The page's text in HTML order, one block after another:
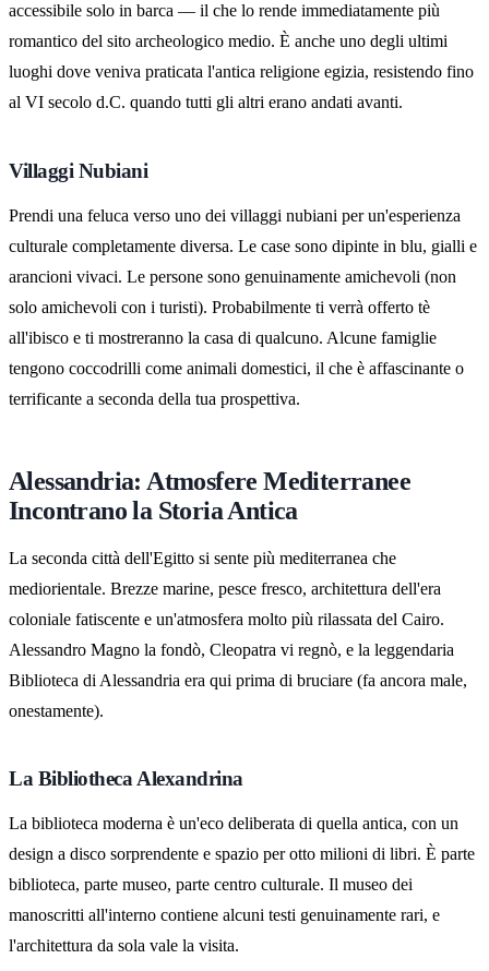
accessibile solo in barca — il che lo rende immediatamente più
romantico del sito archeologico medio. È anche uno degli ultimi
luoghi dove veniva praticata l'antica religione egizia, resistendo fino
al VI secolo d.C. quando tutti gli altri erano andati avanti.
Villaggi Nubiani
Prendi una feluca verso uno dei villaggi nubiani per un'esperienza
culturale completamente diversa. Le case sono dipinte in blu, gialli e
arancioni vivaci. Le persone sono genuinamente amichevoli (non
solo amichevoli con i turisti). Probabilmente ti verrà offerto tè
all'ibisco e ti mostreranno la casa di qualcuno. Alcune famiglie
tengono coccodrilli come animali domestici, il che è affascinante o
terrificante a seconda della tua prospettiva.
Alessandria: Atmosfere Mediterranee
Incontrano la Storia Antica
La seconda città dell'Egitto si sente più mediterranea che
mediorientale. Brezze marine, pesce fresco, architettura dell'era
coloniale fatiscente e un'atmosfera molto più rilassata del Cairo.
Alessandro Magno la fondò, Cleopatra vi regnò, e la leggendaria
Biblioteca di Alessandria era qui prima di bruciare (fa ancora male,
onestamente).
La Bibliotheca Alexandrina
La biblioteca moderna è un'eco deliberata di quella antica, con un
design a disco sorprendente e spazio per otto milioni di libri. È parte
biblioteca, parte museo, parte centro culturale. Il museo dei
manoscritti all'interno contiene alcuni testi genuinamente rari, e
l'architettura da sola vale la visita.